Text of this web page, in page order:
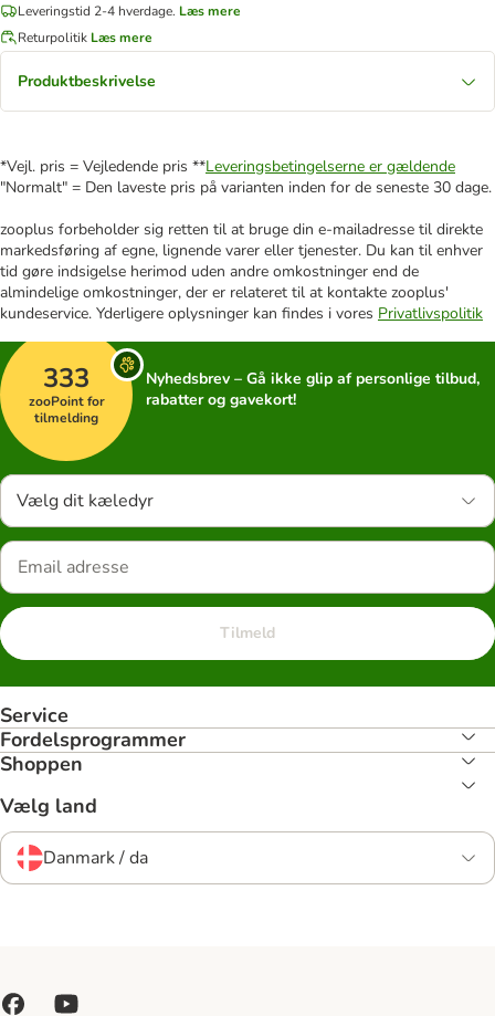
Leveringstid 2-4 hverdage. Læs mere
Returpolitik Læs mere
Produktbeskrivelse
*Vejl. pris = Vejledende pris **Leveringsbetingelserne er gældende
"Normalt" = Den laveste pris på varianten inden for de seneste 30 dage.
zooplus forbeholder sig retten til at bruge din e-mailadresse til direkte
markedsføring af egne, lignende varer eller tjenester. Du kan til enhver
tid gøre indsigelse herimod uden andre omkostninger end de
almindelige omkostninger, der er relateret til at kontakte zooplus'
kundeservice. Yderligere oplysninger kan findes i vores Privatlivspolitik
333
zooPoint for
tilmelding
Nyhedsbrev – Gå ikke glip af personlige tilbud,
rabatter og gavekort!
Vælg dit kæledyr
Tilmeld
Service
Fordelsprogrammer
Shoppen
Vælg land
Danmark / da